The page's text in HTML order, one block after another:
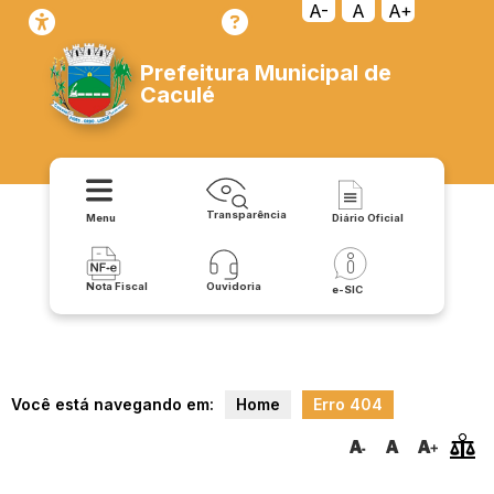
transparencia/repasses/publicacoes/resolucoes
A- A A+
Prefeitura Municipal de
Caculé
Menu Transparência Diário Oficial
Nota Fiscal Ouvidoria e-SIC
Você está navegando em: Home Erro 404